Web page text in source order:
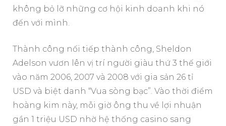
không bỏ lỡ những cơ hội kinh doanh khi nó
đến với mình.
Thành công nối tiếp thành công, Sheldon
Adelson vươn lên vị trí người giàu thứ 3 thế giới
vào năm 2006, 2007 và 2008 với gia sản 26 tỉ
USD và biệt danh “Vua sòng bạc”. Vào thời điểm
hoàng kim này, mỗi giờ ông thu về lợi nhuận
gần 1 triệu USD nhờ hệ thống casino sang